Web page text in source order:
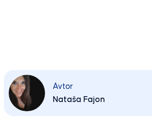
Avtor
Nataša Fajon